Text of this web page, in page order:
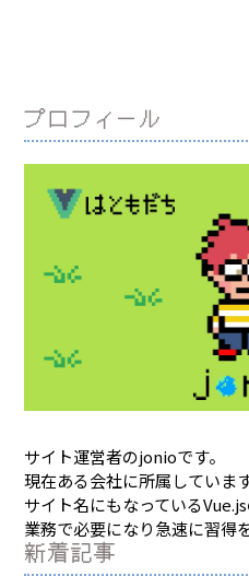
プロフィール
サイト運営者のjonioです。
現在ある会社に所属しています
サイト名にもなっている
業務で必要になり急速に習得
新着記事